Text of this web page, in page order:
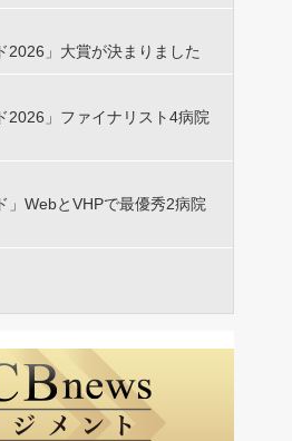
2026」大賞が決まりました
2026」ファイナリスト4病院
」WebとVHPで最優秀2病院